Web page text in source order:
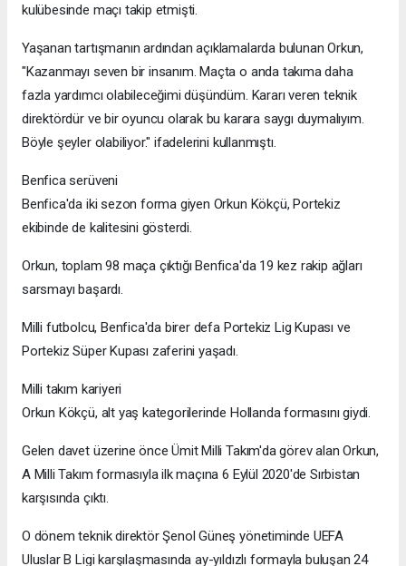
kulübesinde maçı takip etmişti.
Yaşanan tartışmanın ardından açıklamalarda bulunan Orkun,
"Kazanmayı seven bir insanım. Maçta o anda takıma daha
fazla yardımcı olabileceğimi düşündüm. Kararı veren teknik
direktördür ve bir oyuncu olarak bu karara saygı duymalıyım.
Böyle şeyler olabiliyor." ifadelerini kullanmıştı.
Benfica serüveni
Benfica'da iki sezon forma giyen Orkun Kökçü, Portekiz
ekibinde de kalitesini gösterdi.
Orkun, toplam 98 maça çıktığı Benfica'da 19 kez rakip ağları
sarsmayı başardı.
Milli futbolcu, Benfica'da birer defa Portekiz Lig Kupası ve
Portekiz Süper Kupası zaferini yaşadı.
Milli takım kariyeri
Orkun Kökçü, alt yaş kategorilerinde Hollanda formasını giydi.
Gelen davet üzerine önce Ümit Milli Takım'da görev alan Orkun,
A Milli Takım formasıyla ilk maçına 6 Eylül 2020'de Sırbistan
karşısında çıktı.
O dönem teknik direktör Şenol Güneş yönetiminde UEFA
Uluslar B Ligi karşılaşmasında ay-yıldızlı formayla buluşan 24